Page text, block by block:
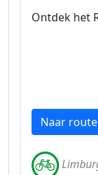
Ontdek het
Naar route